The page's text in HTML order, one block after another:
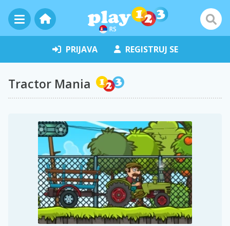
RS
PRIJAVA REGISTRUJ SE
Tractor Mania